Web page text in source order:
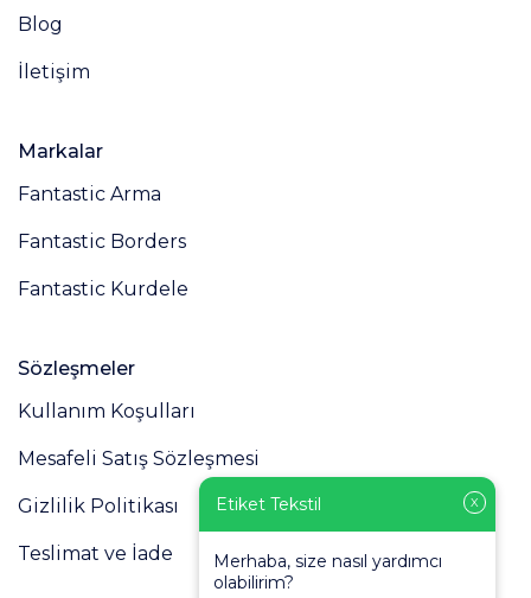
Blog
İletişim
Markalar
Fantastic Arma
Fantastic Borders
Fantastic Kurdele
Sözleşmeler
Kullanım Koşulları
Mesafeli Satış Sözleşmesi
Gizlilik Politikası
Teslimat ve İade
X
Etiket Tekstil
Merhaba, size nasıl yardımcı
olabilirim?